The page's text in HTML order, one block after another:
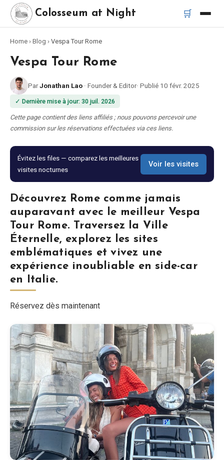
Colosseum at Night 🛒
Accueil
Meilleurs tours de nuit du Colisée
Meilleurs tours à Rome
Bus touristique Rome
Catacombes de Rome
Blog
Boutique
Tous les souvenirs
Posters
T-Shirts
Fridge Magnets
License Plates
À propos
Home › Blog › Vespa Tour Rome
Vespa Tour Rome
ParJonathan Lao · Founder & Editor· Publié 10 févr. 2025
✓ Dernière mise à jour: 30 juil. 2026
Cette page contient des liens affiliés ; nous pouvons percevoir une
commission sur les réservations effectuées via ces liens.
Évitez les files — comparez les meilleures
visites nocturnes
Voir les visites
Découvrez Rome comme jamais
auparavant avec le meilleur Vespa
Tour Rome. Traversez la Ville
Éternelle, explorez les sites
emblématiques et vivez une
expérience inoubliable en side-car
en Italie.
Réservez dès maintenant